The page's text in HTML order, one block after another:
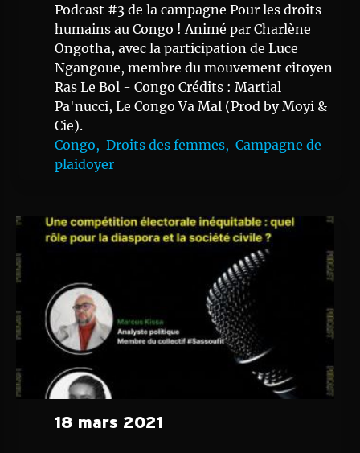
Podcast #3 de la campagne Pour les droits
humains au Congo ! Animé par Charlène
Ongotha, avec la participation de Luce
Ngangoue, membre du mouvement citoyen
Ras Le Bol - Congo Crédits : Martial
Pa'nucci, Le Congo Va Mal (Prod by Moyi &
Cie).
Congo, Droits des femmes, Campagne de
plaidoyer
18 mars 2021